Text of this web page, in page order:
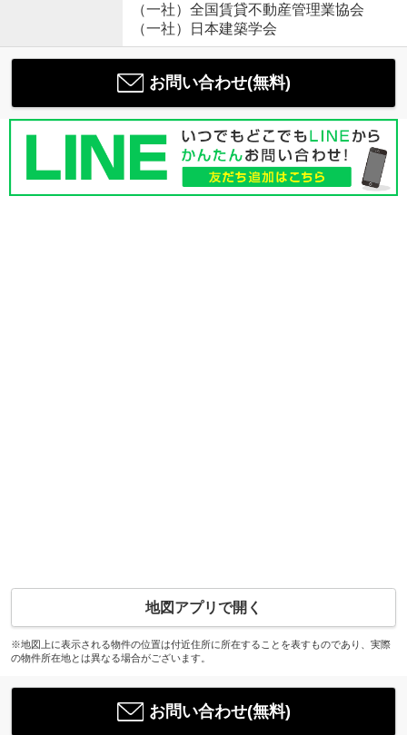
（一社）全国賃貸不動産管理業協会
（一社）日本建築学会
お問い合わせ(無料)
地図アプリで開く
※地図上に表示される物件の位置は付近住所に所在することを表すものであり、実際
の物件所在地とは異なる場合がございます。
お問い合わせ(無料)